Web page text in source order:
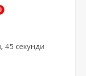
45 секунди